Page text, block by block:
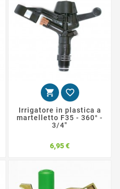
 
Irrigatore in plastica a
martelletto F35 - 360° -
3/4"
6,95 €Prezzo